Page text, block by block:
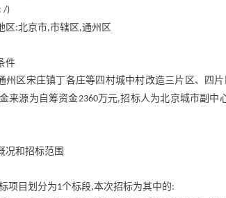
: /)
区:北京市,市辖区,通州区
件
州区宋庄镇丁各庄等四村城中村改造三片区、四
来源为自筹资金2360万元,招标人为北京城市副中
况和招标范围
项目划分为1个标段,本次招标为其中的: